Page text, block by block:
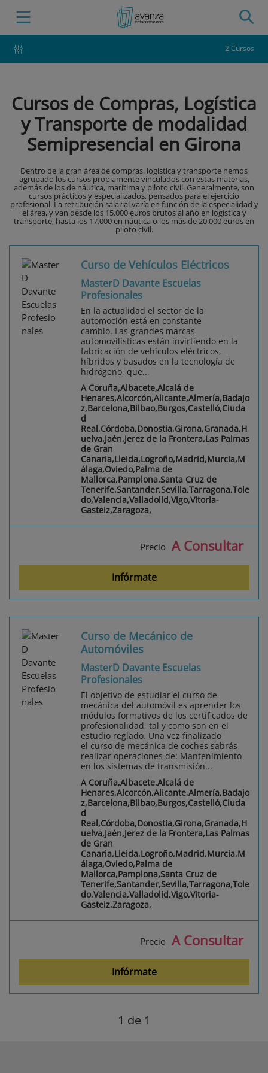
2 Cursos
Cursos de Compras, Logística
y Transporte de modalidad
Semipresencial en Girona
Dentro de la gran área de compras, logística y transporte hemos
agrupado los cursos propiamente vinculados con estas materias,
además de los de náutica, marítima y piloto civil. Generalmente, son
cursos prácticos y especializados, pensados para el ejercicio
profesional. La retribución salarial varía en función de la especialidad y
el área, y van desde los 15.000 euros brutos al año en logística y
transporte, hasta los 17.000 en náutica o los más de 20.000 euros en
piloto civil.
Curso de Vehículos Eléctricos
MasterD Davante Escuelas
Profesionales
En la actualidad el sector de la
automoción está en constante
cambio. Las grandes marcas
automovilísticas están invirtiendo en la
fabricación de vehículos eléctricos,
híbridos y basados en la tecnología de
hidrógeno, que...
A Coruña,Albacete,Alcalá de
Henares,Alcorcón,Alicante,Almería,Badajo
z,Barcelona,Bilbao,Burgos,Castelló,Ciuda
d
Real,Córdoba,Donostia,Girona,Granada,H
uelva,Jaén,Jerez de la Frontera,Las Palmas
de Gran
Canaria,Lleida,Logroño,Madrid,Murcia,M
álaga,Oviedo,Palma de
Mallorca,Pamplona,Santa Cruz de
Tenerife,Santander,Sevilla,Tarragona,Tole
do,Valencia,Valladolid,Vigo,Vitoria-
Gasteiz,Zaragoza,
Precio A Consultar
Infórmate
Curso de Mecánico de
Automóviles
MasterD Davante Escuelas
Profesionales
El objetivo de estudiar el curso de
mecánica del automóvil es aprender los
módulos formativos de los certificados de
profesionalidad, tal y como son en el
estudio reglado. Una vez finalizado
el curso de mecánica de coches sabrás
realizar operaciones de: Mantenimiento
en los sistemas de transmisión...
A Coruña,Albacete,Alcalá de
Henares,Alcorcón,Alicante,Almería,Badajo
z,Barcelona,Bilbao,Burgos,Castelló,Ciuda
d
Real,Córdoba,Donostia,Girona,Granada,H
uelva,Jaén,Jerez de la Frontera,Las Palmas
de Gran
Canaria,Lleida,Logroño,Madrid,Murcia,M
álaga,Oviedo,Palma de
Mallorca,Pamplona,Santa Cruz de
Tenerife,Santander,Sevilla,Tarragona,Tole
do,Valencia,Valladolid,Vigo,Vitoria-
Gasteiz,Zaragoza,
Precio A Consultar
Infórmate
1 de 1